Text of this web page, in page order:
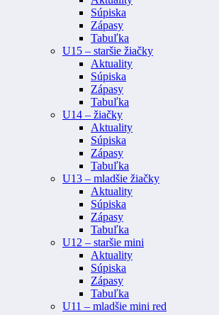
Súpiska
Zápasy
Tabuľka
U15 – staršie žiačky
Aktuality
Súpiska
Zápasy
Tabuľka
U14 – žiačky
Aktuality
Súpiska
Zápasy
Tabuľka
U13 – mladšie žiačky
Aktuality
Súpiska
Zápasy
Tabuľka
U12 – staršie mini
Aktuality
Súpiska
Zápasy
Tabuľka
U11 – mladšie mini red